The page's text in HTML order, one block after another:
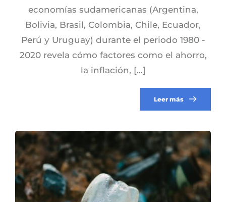
economías sudamericanas (Argentina,
Bolivia, Brasil, Colombia, Chile, Ecuador,
Perú y Uruguay) durante el periodo 1980 -
2020 revela cómo factores como el ahorro,
la inflación, […]
Leer más